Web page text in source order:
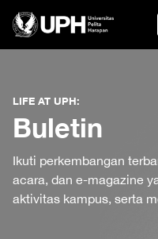
LIFE AT UPH:
Buletin
Ikuti perkembangan
acara, dan e-magazine
aktivitas kampus, serta